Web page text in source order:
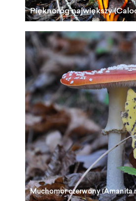
Pięknoróg największy
Muchomor czerwony (Amanita